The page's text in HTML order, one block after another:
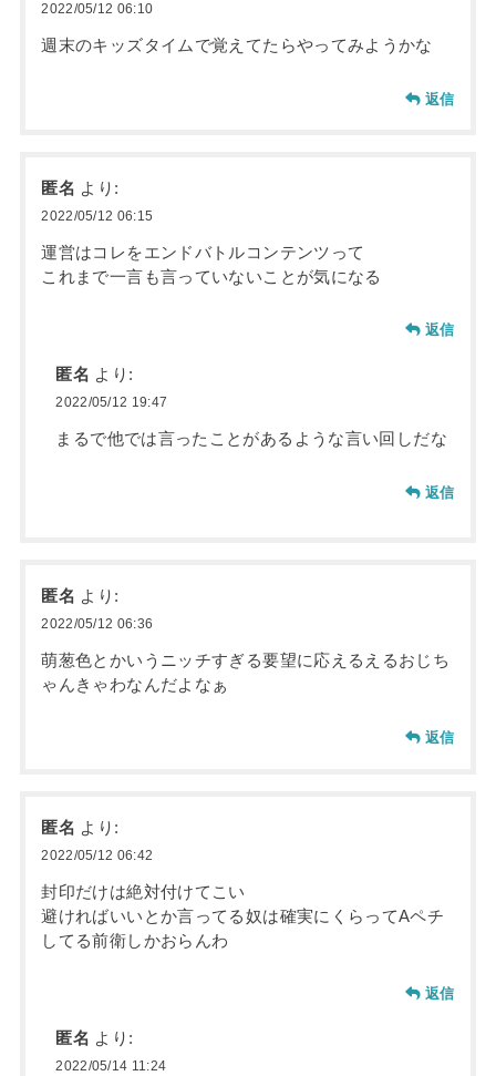
2022/05/12 06:10
週末のキッズタイムで覚えてたらやってみようかな
返信
匿名 より:
2022/05/12 06:15
運営はコレをエンドバトルコンテンツって
これまで一言も言っていないことが気になる
返信
匿名 より:
2022/05/12 19:47
まるで他では言ったことがあるような言い回しだな
返信
匿名 より:
2022/05/12 06:36
萌葱色とかいうニッチすぎる要望に応えるえるおじち
ゃんきゃわなんだよなぁ
返信
匿名 より:
2022/05/12 06:42
封印だけは絶対付けてこい
避ければいいとか言ってる奴は確実にくらってAペチ
してる前衛しかおらんわ
返信
匿名 より:
2022/05/14 11:24